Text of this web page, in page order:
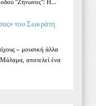
του Σωκράτη
– μουσική άλλα
αποτελεί ένα